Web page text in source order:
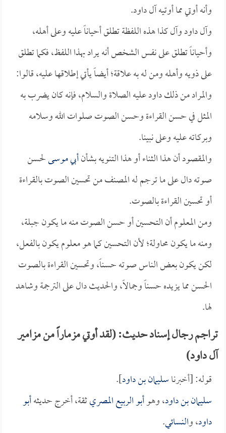
وأنه أوتي مما أوتيه آل داود.
وآل داود وآل كذا هذه اللفظة تطلق أحياناً عليه وعلى أهله،
وأحياناً تطلق على نفس الشخص أنه يراد بهذا اللفظ، فكما تطلق
على ذويه وأهله ومن له به علاقة؛ أيضاً يأتي إطلاقها عليه، قالوا:
والمراد من ذلك داود عليه الصلاة والسلام، فإنه كان يضرب به
المثل في حسن القراءة وحسن الصوت صلوات الله وسلامه
وبركاته عليه وعلى نبينا.
والمقصود أن هذا الثناء أو هذا التنويه بشأنأبي موسىلحسن
صوته دال على ما ترجم له المصنف من تحسين الصوت بالقراءة
أو تحسين القراءة بالصوت.
ومن المعلوم أن التحسين أو حسن الصوت منه ما يكون جبلة،
ومنه ما يكون محاولة؛ لأن التحسين كما هو معلوم يكون بالفعل،
لكن يكون بعض الناس صوته حسناً، وتحسين القراءة بالصوت
الحسن مما يزيده حسناً وجمالاً، والحديث دال على الترجمة وشاهد
لها.
تراجم رجال إسناد حديث: (لقد أوتي مزماراً من مزامير
آل داود)
قوله: [أخبرناسليمان بن داود].
سليمان بن داود، وهوأبو الربيع المصريثقة، أخرج حديثهأبو
داود، والنسائي.